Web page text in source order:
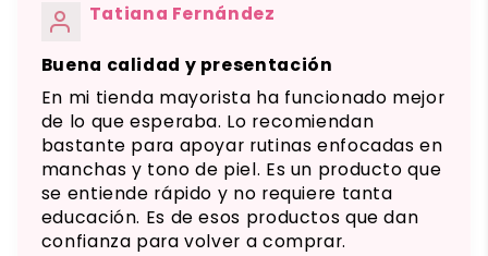
Tatiana Fernández
Buena calidad y presentación
En mi tienda mayorista ha funcionado mejor
de lo que esperaba. Lo recomiendan
bastante para apoyar rutinas enfocadas en
manchas y tono de piel. Es un producto que
se entiende rápido y no requiere tanta
educación. Es de esos productos que dan
confianza para volver a comprar.